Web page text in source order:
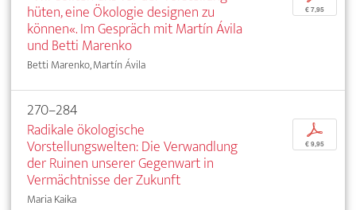
hüten, eine Ökologie designen zu
können«. Im Gespräch mit Martín Ávila
und Betti Marenko
Betti Marenko, Martín Ávila
€ 7,95
270–284
Radikale ökologische
Vorstellungswelten: Die Verwandlung
der Ruinen unserer Gegenwart in
Vermächtnisse der Zukunft
Maria Kaika
p
€ 9,95